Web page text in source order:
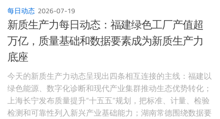
每日动态 2026-07-19
新质生产力每日动态：福建绿色工厂产值超
万亿，质量基础和数据要素成为新质生产力
底座
今天的新质生产力动态呈现出四条相互连接的主线：福建以
绿色能源、数字化诊断和现代产业集群推动生态优势转化；
上海长宁发布质量提升“十五五”规划，把标准、计量、检验
检测和可靠性列入新兴产业基础能力；湖南常德围绕数据要